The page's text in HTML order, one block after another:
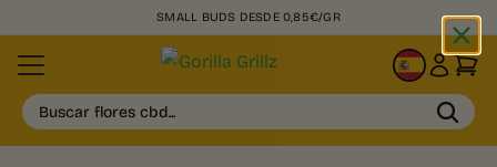
SMALL BUDS DESDE 0,85€/GR
ES
Buscar flores cbd...